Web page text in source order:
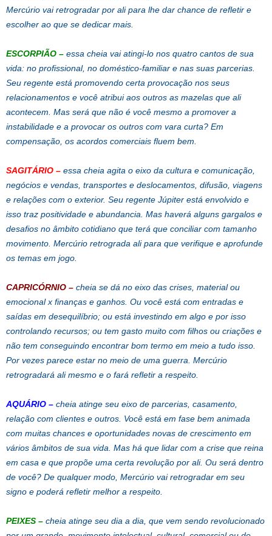
Mercúrio vai retrogradar por ali para lhe dar chance de refletir e
escolher ao que se dedicar mais.
ESCORPIÃO – essa cheia vai atingi-lo nos quatro cantos de sua
vida: no profissional, no doméstico-familiar e nas suas parcerias.
Seu regente está promovendo certa provocação nos seus
relacionamentos e você atribui aos outros as mazelas que ali
acontecem. Mas será que não é você mesmo a promover a
instabilidade e a provocar os outros com vara curta? Em
compensação, os acordos comerciais fluem bem.
SAGITÁRIO – essa cheia agita o eixo da cultura e comunicação,
negócios e vendas, transportes e deslocamentos, difusão, viagens
e relações com o exterior. Seu regente Júpiter está envolvido e
isso traz positividade e abundancia. Mas haverá alguns gargalos e
desafios no âmbito cotidiano que terá que conciliar com tamanho
movimento. Mercúrio retrograda ali para que verifique e aprofunde
os temas em jogo.
CAPRICÓRNIO – cheia se dá no eixo das crises, material ou
emocional x finanças e ganhos. Ou você está com entradas e
saídas em desequilíbrio; ou está investindo em algo e por isso
controlando recursos; ou tem gasto muito com filhos ou criações e
não tem conseguindo encontrar bom termo em meio a tudo isso.
Por vezes parece estar no meio de uma guerra. Mercúrio
retrogradará ali mesmo e o fará refletir a respeito.
AQUÁRIO – cheia atinge seu eixo de parcerias, casamento,
relação com clientes e outros. Você está em fase bem animada
com muitas chances e oportunidades novas de crescimento em
vários âmbitos de sua vida. Mas há que lidar com a crise que reina
em casa e que propõe uma certa revolução por ali. Ou será dentro
de você? De qualquer modo, Mercúrio vai retrogradar em seu
signo e poderá refletir melhor a respeito.
PEIXES – cheia atinge seu dia a dia, que vem sendo revolucionado